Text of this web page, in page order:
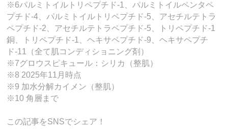
※6パルミトイルトリペプチド-1、パルミトイルペンタペ
プチド-4、パルミトイルトリペプチド-5、アセチルテトラ
ペプチド-2、アセチルテトラペプチド-5、トリペプチド-1
銅、トリペプチド-1、ヘキサペプチド-9、ヘキサペプチ
ド-11（全て肌コンディショニング剤）
※7グロウスピキュール：シリカ（整肌）
※8 2025年11月時点
※9 加水分解カイメン（整肌）
※10 角層まで
この記事をSNSでシェア！